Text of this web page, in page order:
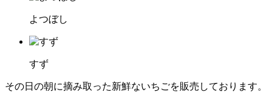
よつぼし
すず
その日の朝に摘み取った新鮮ないちごを販売しております。